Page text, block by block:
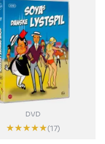
DVD
★★★★★(17)